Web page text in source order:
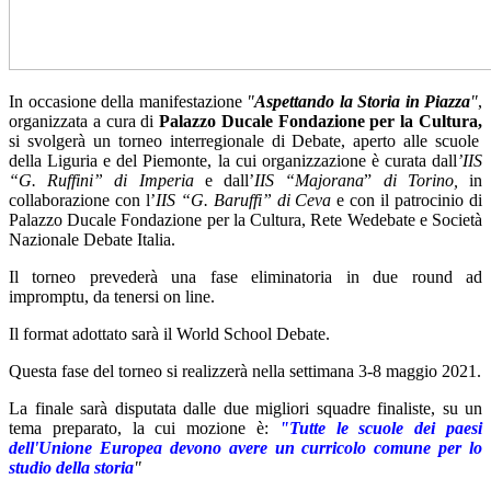
In occasione della manifestazione "Aspettando la Storia in Piazza",
organizzata a cura diPalazzo Ducale Fondazione per la Cultura,
si svolgerà un torneo interregionale di Debate, aperto alle scuole
della Liguria e del Piemonte, la cui organizzazione è curata dall’IIS
“G. Ruffini” di Imperiae dall’IIS “Majorana” di Torino,
in
collaborazione con l’IIS “G. Baruffi” di Ceva e con il patrocinio di
Palazzo Ducale Fondazione per la Cultura, Rete Wedebate e Società
Nazionale Debate Italia.
Il torneo prevederà una fase eliminatoria in due round ad
impromptu, da tenersi on line.
Il format adottato sarà il World School Debate.
Questa fase del torneo si realizzerà nella settimana 3-8 maggio 2021.
La finale sarà disputata dalle due migliori squadre finaliste, su un
tema preparato, la cui mozione è:
"Tutte le scuole dei paesi
dell'Unione Europea devono avere un curricolo comune per lo
studio della storia"